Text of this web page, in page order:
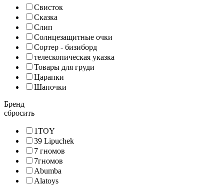
Свисток
Сказка
Слип
Солнцезащитные очки
Сортер - бизиборд
телескопическая указка
Товары для груди
Царапки
Шапочки
Бренд
сбросить
1TOY
39 Lipuchek
7 гномов
7гномов
Abumba
Alatoys